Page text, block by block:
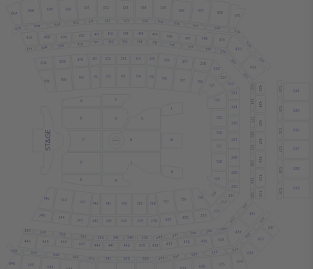
N
G G
K
E
D
C
B
A
128
114
125
129
137
138
124
144
126
143 142 140
127
109
111 116 117
115
121
118
141
132
209
225
223
217
220
224
218
215
230
216
210 211
227
214
222
228
241 237
238
239
235
232
233
236
231
242
243
244
229
240
342 341 338
315
314
312
311
317
319
326
320
343 340
344
327
330
329
328
331
336
333
337
334
335
313
310
309
318
325
324
322
323
413
425
424
423
422
420
419
418
417
416
415
414
412
411
410
409
444 443 442 441 440 439 438 437
436 435 434
433
431
430
429
428
427
514
522
519
520
512
511
510
526
527
525
529
524
528
537
538
536 535
531
539
533
534
541
513
540
542
543
544
625
626
624
628
627
634
632
631
644
616
612
614
619
617
613
507
546
508
645
646
145
108
346 345
408
407
208
607
545
446 445
245
308
B STAGE
STAGE